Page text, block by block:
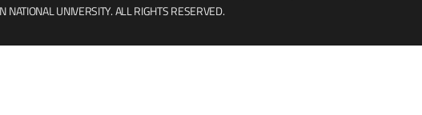
NATIONAL UNIVERSITY.ALL RIGHTS RESERVED.